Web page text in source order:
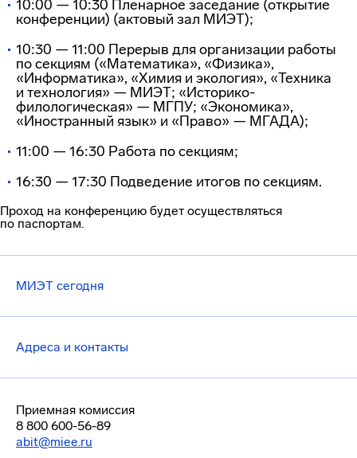
10:00 — 10:30 Пленарное заседание (открытие
конференции) (актовый зал МИЭТ);
10:30 — 11:00 Перерыв для организации работы
по секциям («Математика», «Физика»,
«Информатика», «Химия и экология», «Техника
и технология» — МИЭТ; «Историко-
филологическая» — МГПУ; «Экономика»,
«Иностранный язык» и «Право» — МГАДА);
11:00 — 16:30 Работа по секциям;
16:30 — 17:30 Подведение итогов по секциям.
Проход на конференцию будет осуществляться
по паспортам.
МИЭТ сегодня
Адреса и контакты
Приемная комиссия
8 800 600-56-89
abit@miee.ru